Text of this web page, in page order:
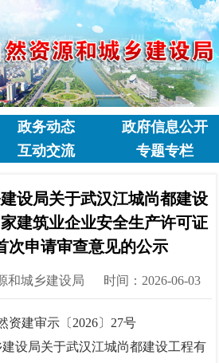
政务动态
政府信息公开
互动交流 专题专栏
设局关于武汉江城尚都建设
建筑业企业安全生产许可证
次申请审查意见的公示
和城乡建设局 时间：2026-06-03
资建审示〔2026〕27号
设局关于武汉江城尚都建设工程有